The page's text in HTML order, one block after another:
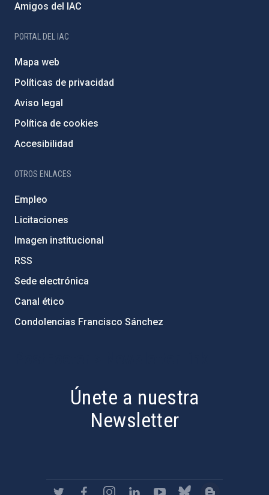
Amigos del IAC
PORTAL DEL IAC
Mapa web
Políticas de privacidad
Aviso legal
Política de cookies
Accesibilidad
OTROS ENLACES
Empleo
Licitaciones
Imagen institucional
RSS
Sede electrónica
Canal ético
Condolencias Francisco Sánchez
Únete a nuestra
Newsletter